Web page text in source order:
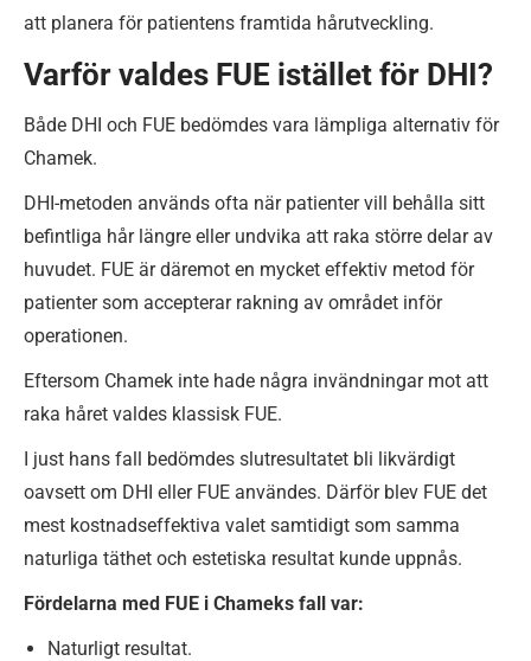
att planera för patientens framtida hårutveckling.
Varför valdes FUE istället för DHI?
Både DHI och FUE bedömdes vara lämpliga alternativ för
Chamek.
DHI-metoden används ofta när patienter vill behålla sitt
befintliga hår längre eller undvika att raka större delar av
huvudet. FUE är däremot en mycket effektiv metod för
patienter som accepterar rakning av området inför
operationen.
Eftersom Chamek inte hade några invändningar mot att
raka håret valdes klassisk FUE.
I just hans fall bedömdes slutresultatet bli likvärdigt
oavsett om DHI eller FUE användes. Därför blev FUE det
mest kostnadseffektiva valet samtidigt som samma
naturliga täthet och estetiska resultat kunde uppnås.
Fördelarna med FUE i Chameks fall var:
Naturligt resultat.